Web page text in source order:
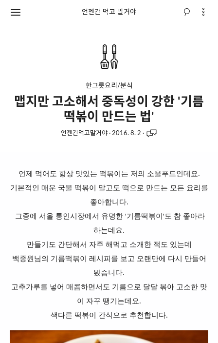
언젠간 먹고 말거야
한그릇요리/분식
맵지만 고소해서 중독성이 강한 '기름
떡볶이 만드는 법'
언젠간먹고말거야· 2016. 8. 2 ·
언제 먹어도 항상 맛있는 떡볶이는 저의 소울푸드인데요.
기본적인 매운 국물 떡볶이 말고도 떡으로 만드는 모든 요리를
좋아합니다.
그중에 서울 통인시장에서 유명한 '기름떡볶이'도 참 좋아라
하는데요.
만들기도 간단해서 자주 해먹고 소개한 적도 있는데
백종원님의 기름떡볶이 레시피를 보고 오랜만에 다시 만들어
봤습니다.
고추가루를 넣어 매콤하면서도 기름으로 달달 볶아 고소한 맛
이 자꾸 땡기는데요.
색다른 떡볶이 간식으로 추천합니다.